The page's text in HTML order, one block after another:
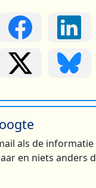
als de
en niets anders